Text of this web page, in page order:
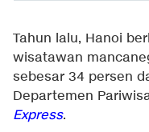
Tahun lalu, Hanoi
wisatawan
sebesar 34 persen
Departemen
Express.